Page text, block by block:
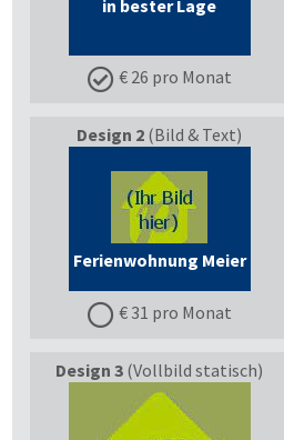
in bester Lage
€ 26 pro Monat
Design 2 (Bild & Text)
Ferienwohnung Meier
€ 31 pro Monat
Design 3 (Vollbild statisch)